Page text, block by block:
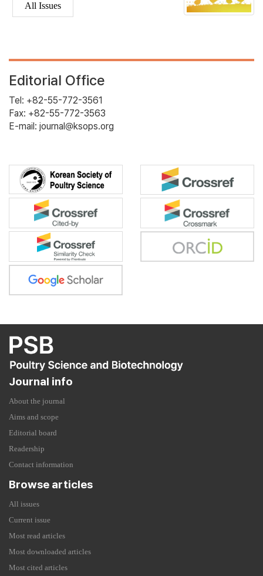
All Issues
Editorial Office
Tel: +82-55-772-3561
Fax: +82-55-772-3563
E-mail: journal@ksops.org
Journal info
About the journal
Aims and scope
Editorial board
Readership
Contact information
Browse articles
All issues
Current issue
Most read articles
Most downloaded articles
Most cited articles